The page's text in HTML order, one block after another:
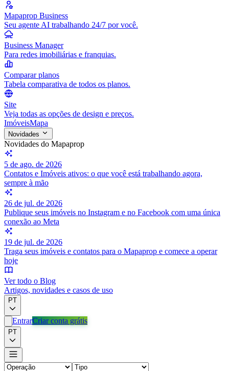
Mapaprop Business
Seu agente AI trabalhando 24/7 por você.
Business Manager
Para redes imobiliárias e franquias.
Comparar planos
Tabela comparativa de todos os planos.
Site
Veja todas as opções de design e preços.
ImóveisMapa
Novidades
Novidades do Mapaprop
5 de ago. de 2026
Contatos e Imóveis ativos: o que você está trabalhando agora,
sempre à mão
26 de jul. de 2026
Publique seus imóveis no Instagram e no Facebook com uma única
conexão ao Meta
19 de jul. de 2026
Traga seus imóveis e contatos para o Mapaprop e comece a operar
hoje
Ver todo o Blog
Artigos, novidades e casos de uso
PT
EntrarCriar conta grátis
PT